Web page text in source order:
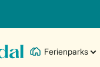
Ferienparks